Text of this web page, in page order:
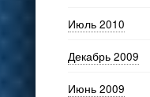
Июль 2010
Декабрь 2009
Июнь 2009